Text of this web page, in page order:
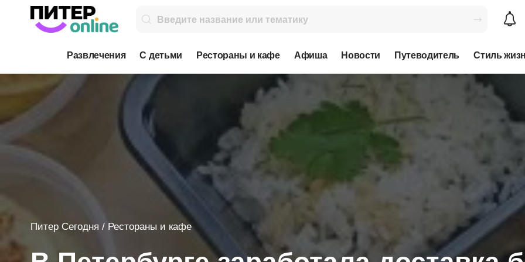
Развлечения С детьми Рестораны и кафе Афиша Новости Путеводитель Стиль
Питер Сегодня / Рестораны и кафе